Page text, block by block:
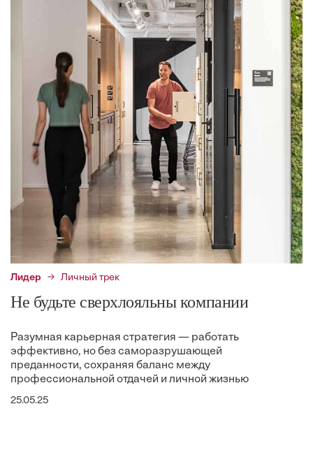
Лидер Личный трек
Не будьте сверхлояльны компании
Разумная карьерная стратегия — работать
эффективно, но без саморазрушающей
преданности, сохраняя баланс между
профессиональной отдачей и личной жизнью
25.05.25